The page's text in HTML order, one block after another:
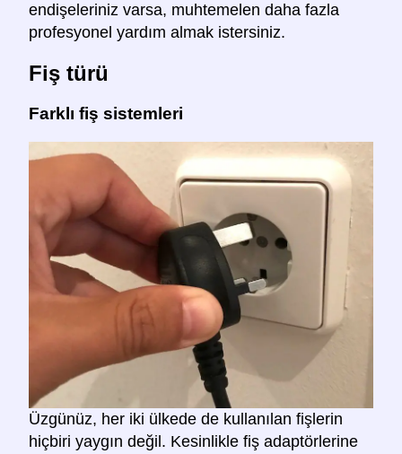
endişeleriniz varsa, muhtemelen daha fazla
profesyonel yardım almak istersiniz.
Fiş türü
Farklı fiş sistemleri
Üzgünüz, her iki ülkede de kullanılan fişlerin
hiçbiri yaygın değil. Kesinlikle fiş adaptörlerine